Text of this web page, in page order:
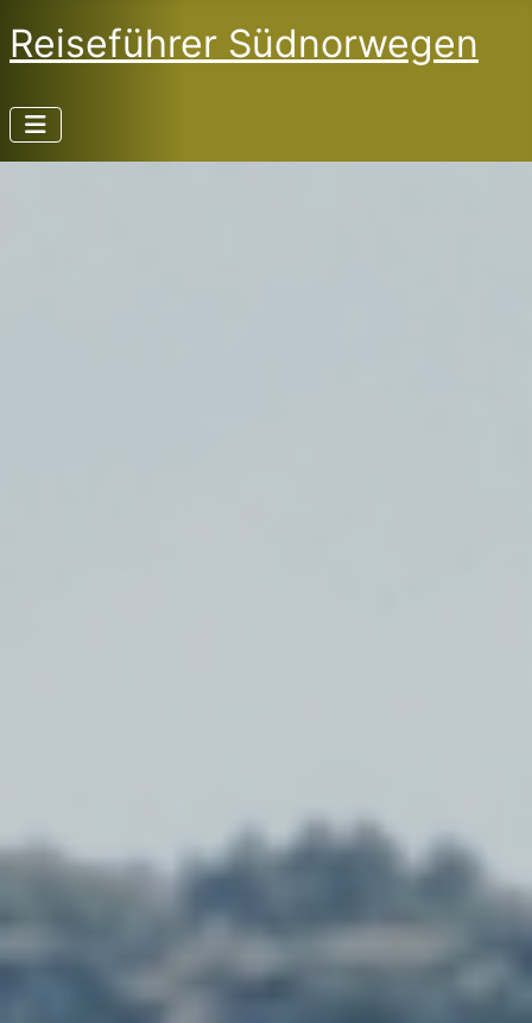
Reiseführer Südnorwegen